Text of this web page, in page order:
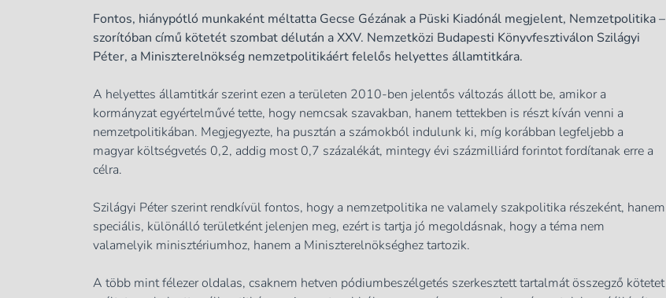
Fontos, hiánypótló munkaként méltatta Gecse Gézának a Püski Kiadónál megjelent, Nemzetpolitika –
szorítóban című kötetét szombat délután a XXV. Nemzetközi Budapesti Könyvfesztiválon Szilágyi
Péter, a Miniszterelnökség nemzetpolitikáért felelős helyettes államtitkára.
A helyettes államtitkár szerint ezen a területen 2010-ben jelentős változás állott be, amikor a
kormányzat egyértelművé tette, hogy nemcsak szavakban, hanem tettekben is részt kíván venni a
nemzetpolitikában. Megjegyezte, ha pusztán a számokból indulunk ki, míg korábban legfeljebb a
magyar költségvetés 0,2, addig most 0,7 százalékát, mintegy évi százmilliárd forintot fordítanak erre a
célra.
Szilágyi Péter szerint rendkívül fontos, hogy a nemzetpolitika ne valamely szakpolitika részeként, hanem
speciális, különálló területként jelenjen meg, ezért is tartja jó megoldásnak, hogy a téma nem
valamelyik minisztériumhoz, hanem a Miniszterelnökséghez tartozik.
A több mint félezer oldalas, csaknem hetven pódiumbeszélgetés szerkesztett tartalmát összegző kötetet